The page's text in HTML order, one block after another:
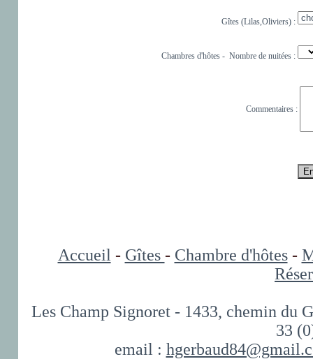
Gîtes (Lilas,Oliviers) :
Chambres d'hôtes - Nombre de nuitées :
Commentaires :
Accueil - Gîtes - Chambre d'hôtes-
Les Champ Signoret - 1433, chemin du
33
email :